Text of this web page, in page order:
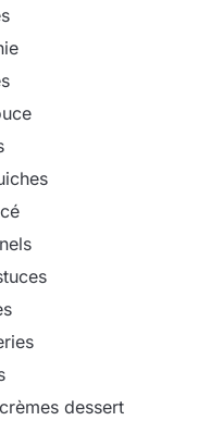
dessert